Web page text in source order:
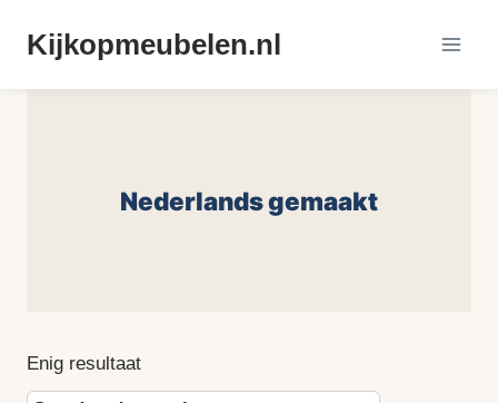
naarKijkopmeubelen.nl
Nederlands gemaakt
Enig resultaat